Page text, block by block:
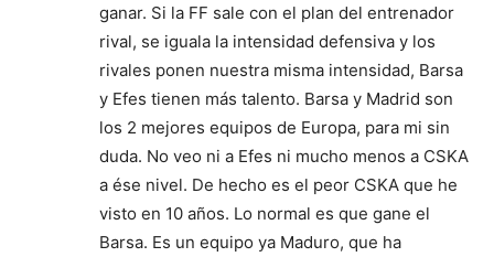
ganar. Si la FF sale con el plan del entrenador
rival, se iguala la intensidad defensiva y los
rivales ponen nuestra misma intensidad, Barsa
y Efes tienen más talento. Barsa y Madrid son
los 2 mejores equipos de Europa, para mi sin
duda. No veo ni a Efes ni mucho menos a CSKA
a ése nivel. De hecho es el peor CSKA que he
visto en 10 años. Lo normal es que gane el
Barsa. Es un equipo ya Maduro, que ha